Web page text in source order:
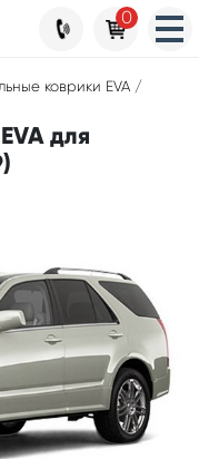
коврики EVA /
для
0